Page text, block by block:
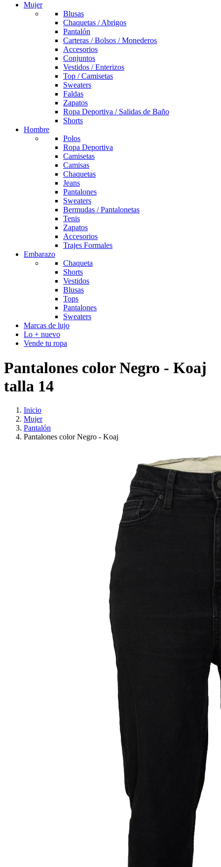
Mujer
Blusas
Chaquetas / Abrigos
Pantalón
Carteras / Bolsos / Monederos
Accesorios
Conjuntos
Vestidos / Enterizos
Top / Camisetas
Sweaters
Faldas
Zapatos
Ropa Deportiva / Salidas de Baño
Shorts
Hombre
Polos
Ropa Deportiva
Camisetas
Camisas
Chaquetas
Jeans
Pantalones
Sweaters
Bermudas / Pantalonetas
Tenis
Zapatos
Accesorios
Trajes Formales
Embarazo
Chaqueta
Shorts
Vestidos
Blusas
Tops
Pantalones
Sweaters
Marcas de lujo
Lo + nuevo
Vende tu ropa
Pantalones color Negro - Koaj
talla 14
Inicio
Mujer
Pantalón
Pantalones color Negro - Koaj